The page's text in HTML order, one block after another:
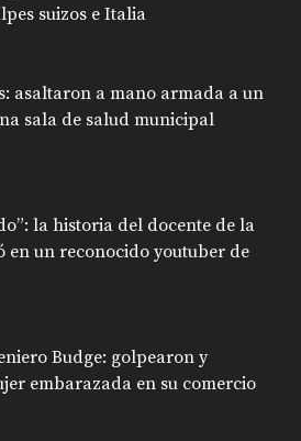
suizos e Italia
asaltaron a mano armada a un
sala de salud municipal
la historia del docente de la
en un reconocido youtuber de
Budge: golpearon y
embarazada en su comercio